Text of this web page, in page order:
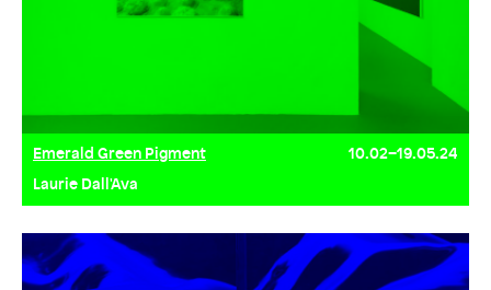
Emerald Green Pigment
10.02–19.05.24
Laurie Dall'Ava